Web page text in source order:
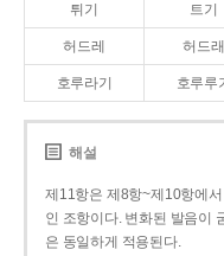
튀기 트기
허드레 허드래
호루라기 호루루
해설
제11항은 제8항~제10항에
인 조항이다. 변화된 발음이
은 동일하게 적용된다.